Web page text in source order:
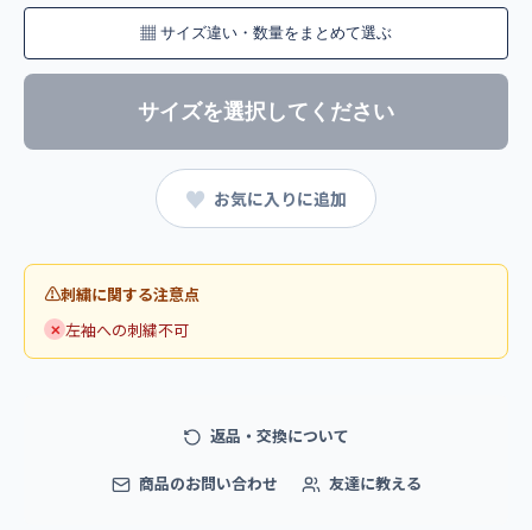
▦ サイズ違い・数量をまとめて選ぶ
サイズを選択してください
♥ お気に入りに追加
刺繍に関する注意点
✕ 左袖への刺繍不可
返品・交換について
商品のお問い合わせ 友達に教える